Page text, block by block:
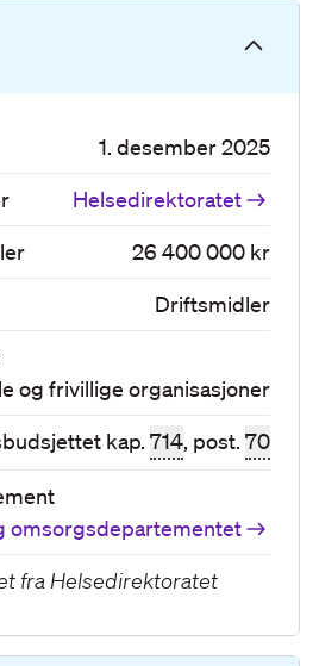
1. desember 2025
Helsedirektoratet
26 400 000 kr
Driftsmidler
og frivillige organisasjoner
kap. 714, post. 70
omsorgsdepartementet
fra Helsedirektoratet